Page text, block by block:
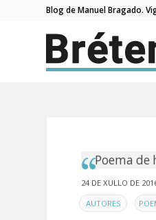
Blog de Manuel Bragado.
Poema de
24 DE XULLO DE
EN AUTORES